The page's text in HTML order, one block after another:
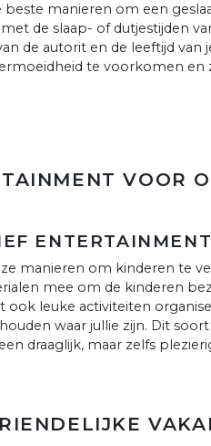
beste manieren om een
de slaap- of dutjestijden
de autorit en de leeftijd
te voorkomen en
VOOR
manieren om kinderen te
mee om de kinderen
ook leuke activiteiten
waar jullie zijn. Dit
draaglijk, maar zelfs